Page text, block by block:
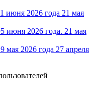
июня 2026 года 21 мая
июня 2026 года. 21 мая
мая 2026 года 27 апреля